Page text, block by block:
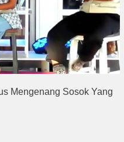
Mengenang Sosok Yang